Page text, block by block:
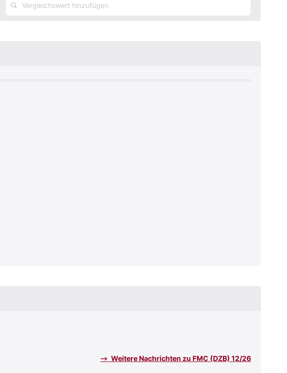
Weitere Nachrichten zu FMC (DZB) 12/26